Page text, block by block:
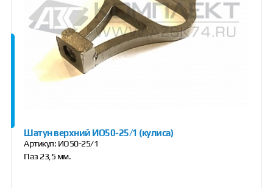
Шатун верхний ИО50-25/1 (кулиса)
Артикул: ИО50-25/1
Паз 23,5 мм.